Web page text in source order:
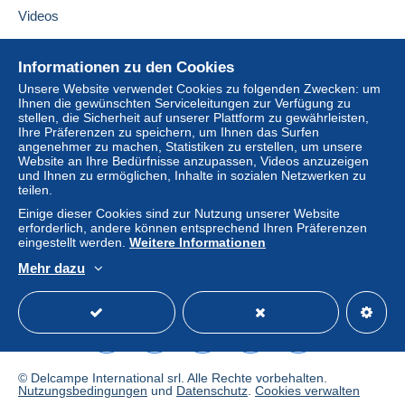
integrierte Zahlungssystem erfolgt
Käufers nach sich ziehen.
Sollten die Verkaufsbedingungen des Verkäufers
Klauseln enthalten, die sich auf die Zahlung
beziehen, sind diese Klauseln als nichtig zu
betrachten. Es gelten ausschließlich die
Zahlungsbedingungen der Delcampe-Website, wie
Käufe müssen, nachdem der Verkäufer die
Endabrechnung geschickt hat, innerhalb von
Tagen
MANGOPAY, SIMPLE D'UTILISATION ET SANS
FRAIS
Informationen zu den Cookies
Unsere Website verwendet Cookies zu folgenden Zwecken: um
Ihnen die gewünschten Serviceleitungen zur Verfügung zu
stellen, die Sicherheit auf unserer Plattform zu gewährleisten,
Ihre Präferenzen zu speichern, um Ihnen das Surfen
angenehmer zu machen, Statistiken zu erstellen, um unsere
Website an Ihre Bedürfnisse anzupassen, Videos anzuzeigen
und Ihnen zu ermöglichen, Inhalte in sozialen Netzwerken zu
teilen.
Einige dieser Cookies sind zur Nutzung unserer Website
erforderlich, andere können entsprechend Ihren Präferenzen
eingestellt werden. Weitere Informationen
Mehr dazu
Videos
Online-Hilfe
Auf Delcampe kaufen
Auf Delcampe verkaufen
Eine sichere Website
© Delcampe International srl. Alle Rechte vorbehalten.
Nutzungsbedingungen und Datenschutz. Cookies verwalten